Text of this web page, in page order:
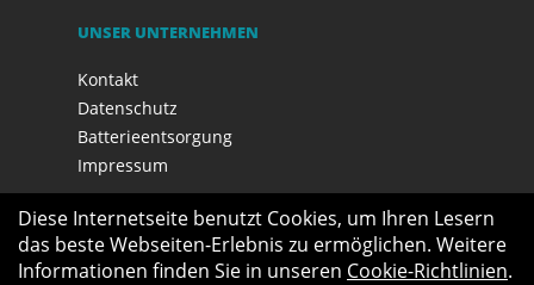
UNSER UNTERNEHMEN
Kontakt
Datenschutz
Batterieentsorgung
Impressum
Diese Internetseite benutzt Cookies, um Ihren Lesern
das beste Webseiten-Erlebnis zu ermöglichen. Weitere
Informationen finden Sie in unseren Cookie-Richtlinien.